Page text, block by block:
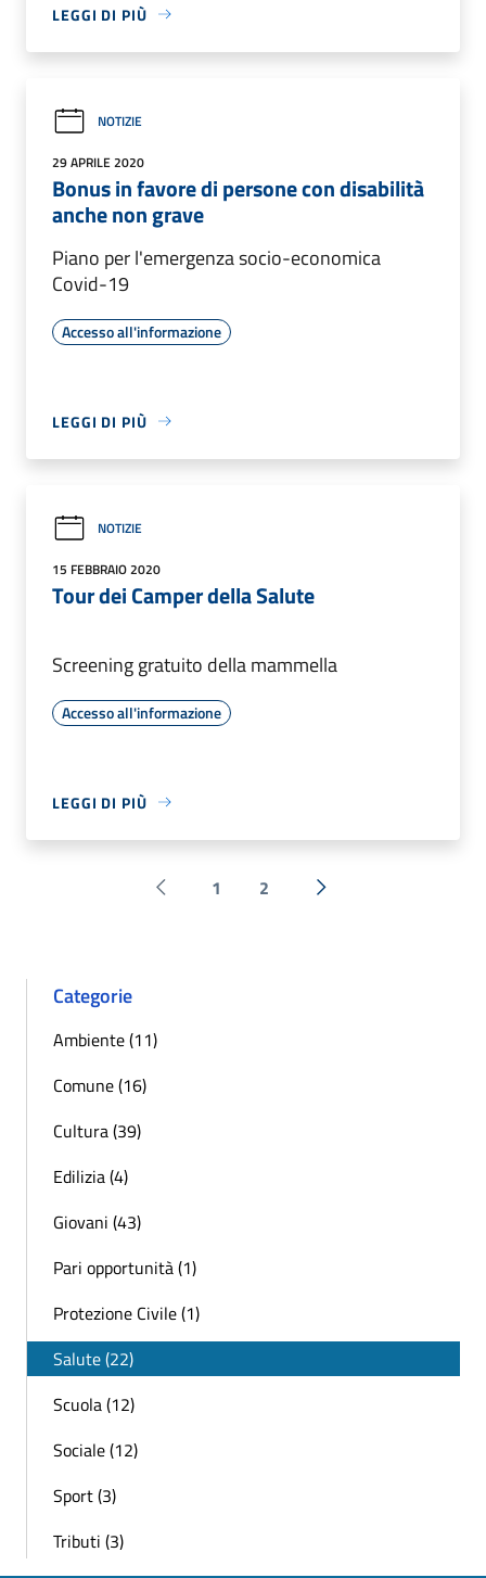
LEGGI DI PIÙ
NOTIZIE
29 APRILE 2020
Bonus in favore di persone con disabilità
anche non grave
Piano per l'emergenza socio-economica
Covid-19
Accesso all'informazione
LEGGI DI PIÙ
NOTIZIE
15 FEBBRAIO 2020
Tour dei Camper della Salute
Screening gratuito della mammella
Accesso all'informazione
LEGGI DI PIÙ
Pagina precedente
1 2 Successiva »
Categorie
Ambiente (11)
Comune (16)
Cultura (39)
Edilizia (4)
Giovani (43)
Pari opportunità (1)
Protezione Civile (1)
Salute (22)
Scuola (12)
Sociale (12)
Sport (3)
Tributi (3)